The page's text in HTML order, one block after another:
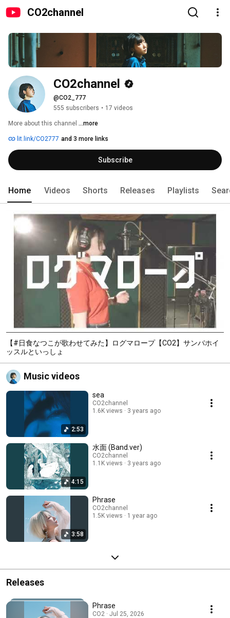
CO2channel
CO2channel
@CO2_777
555 subscribers • 17 videos
More about this channel ...more
lit.link/CO2777 and 3 more links
Subscribe
Home Videos Shorts Releases Playlists
【#日食なつこが歌わせてみた】ログマロープ【CO2】サンバホイ
ッスルといっしょ
Music videos
2:53
sea
CO2channel
1.6K views
3 years ago
4:15
水面 (Band.ver)
CO2channel
1.1K views
3 years ago
3:58
Phrase
CO2channel
1.5K views
1 year ago
Releases
Phrase
CO2 · Jul 25, 2026